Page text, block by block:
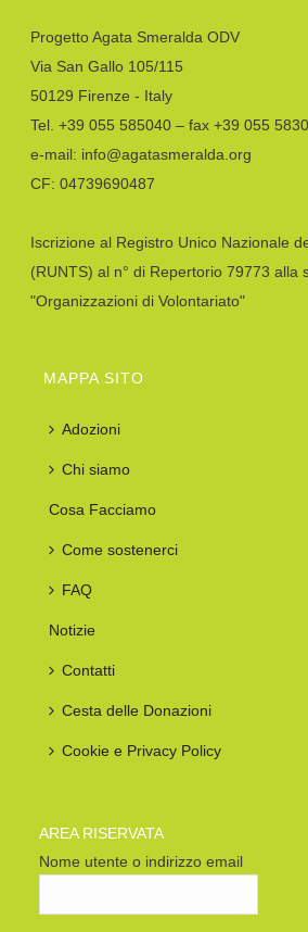
Progetto Agata Smeralda ODV
Via San Gallo 105/115
50129 Firenze - Italy
Tel. +39 055 585040 – fax +39 055
e-mail: info@agatasmeralda.org
CF: 04739690487
Iscrizione al Registro Unico Nazionale
(RUNTS) al n° di Repertorio 79773 alla
"Organizzazioni di Volontariato"
MAPPA SITO
Adozioni
Chi siamo
Cosa Facciamo
Come sostenerci
FAQ
Notizie
Contatti
Cesta delle Donazioni
Cookie e Privacy Policy
AREA RISERVATA
Nome utente o indirizzo email